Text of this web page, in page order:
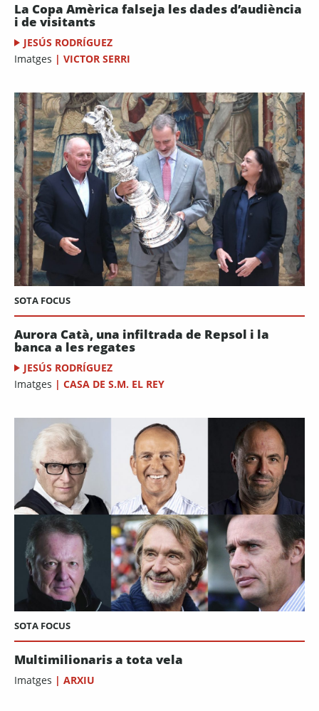
La Copa Amèrica falseja les dades d’audiència
i de visitants
JESÚS RODRÍGUEZ
Imatges | VICTOR SERRI
SOTA FOCUS
Aurora Catà, una infiltrada de Repsol i la
banca a les regates
JESÚS RODRÍGUEZ
Imatges | CASA DE S.M. EL REY
SOTA FOCUS
Multimilionaris a tota vela
Imatges | ARXIU